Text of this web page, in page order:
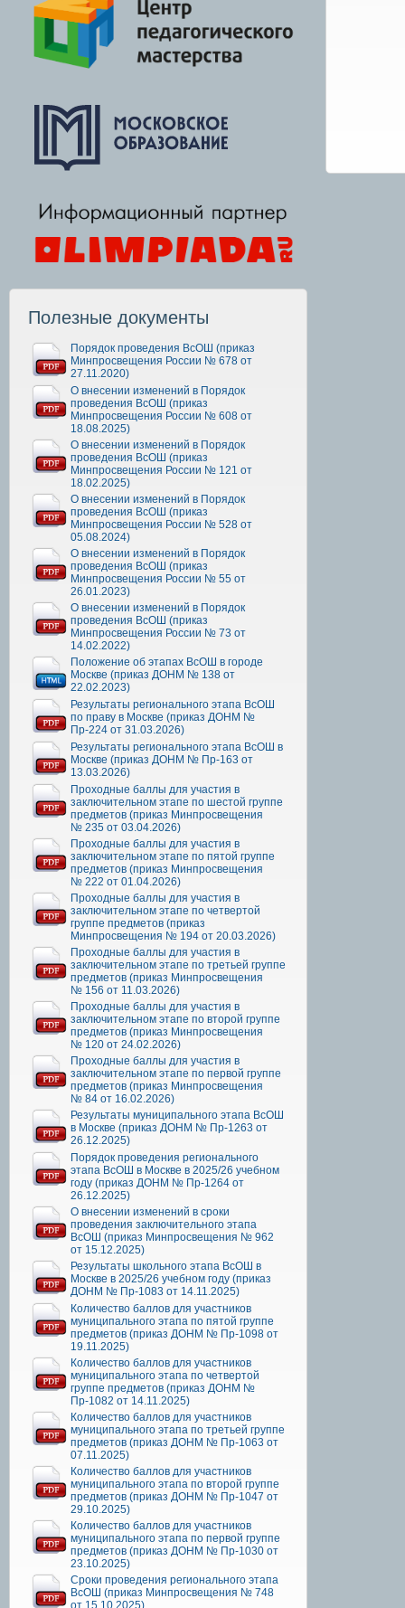
Полезные документы
Порядок проведения ВсОШ (приказ
Минпросвещения России № 678 от
27.11.2020)
О внесении изменений в Порядок
проведения ВсОШ (приказ
Минпросвещения России № 608 от
18.08.2025)
О внесении изменений в Порядок
проведения ВсОШ (приказ
Минпросвещения России № 121 от
18.02.2025)
О внесении изменений в Порядок
проведения ВсОШ (приказ
Минпросвещения России № 528 от
05.08.2024)
О внесении изменений в Порядок
проведения ВсОШ (приказ
Минпросвещения России № 55 от
26.01.2023)
О внесении изменений в Порядок
проведения ВсОШ (приказ
Минпросвещения России № 73 от
14.02.2022)
Положение об этапах ВсОШ в городе
Москве (приказ ДОНМ № 138 от
22.02.2023)
Результаты регионального этапа ВсОШ
по праву в Москве (приказ ДОНМ №
Пр-224 от 31.03.2026)
Результаты регионального этапа ВсОШ в
Москве (приказ ДОНМ № Пр-163 от
13.03.2026)
Проходные баллы для участия в
заключительном этапе по шестой группе
предметов (приказ Минпросвещения
№ 235 от 03.04.2026)
Проходные баллы для участия в
заключительном этапе по пятой группе
предметов (приказ Минпросвещения
№ 222 от 01.04.2026)
Проходные баллы для участия в
заключительном этапе по четвертой
группе предметов (приказ
Минпросвещения № 194 от 20.03.2026)
Проходные баллы для участия в
заключительном этапе по третьей группе
предметов (приказ Минпросвещения
№ 156 от 11.03.2026)
Проходные баллы для участия в
заключительном этапе по второй группе
предметов (приказ Минпросвещения
№ 120 от 24.02.2026)
Проходные баллы для участия в
заключительном этапе по первой группе
предметов (приказ Минпросвещения
№ 84 от 16.02.2026)
Результаты муниципального этапа ВсОШ
в Москве (приказ ДОНМ № Пр-1263 от
26.12.2025)
Порядок проведения регионального
этапа ВсОШ в Москве в 2025/26 учебном
году (приказ ДОНМ № Пр-1264 от
26.12.2025)
О внесении изменений в сроки
проведения заключительного этапа
ВсОШ (приказ Минпросвещения № 962
от 15.12.2025)
Результаты школьного этапа ВсОШ в
Москве в 2025/26 учебном году (приказ
ДОНМ № Пр-1083 от 14.11.2025)
Количество баллов для участников
муниципального этапа по пятой группе
предметов (приказ ДОНМ № Пр-1098 от
19.11.2025)
Количество баллов для участников
муниципального этапа по четвертой
группе предметов (приказ ДОНМ №
Пр-1082 от 14.11.2025)
Количество баллов для участников
муниципального этапа по третьей группе
предметов (приказ ДОНМ № Пр-1063 от
07.11.2025)
Количество баллов для участников
муниципального этапа по второй группе
предметов (приказ ДОНМ № Пр-1047 от
29.10.2025)
Количество баллов для участников
муниципального этапа по первой группе
предметов (приказ ДОНМ № Пр-1030 от
23.10.2025)
Сроки проведения регионального этапа
ВсОШ (приказ Минпросвещения № 748
от 15.10.2025)